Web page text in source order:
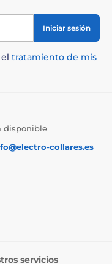
Iniciar sesión
tratamiento de mis
disponible
collares.es
servicios